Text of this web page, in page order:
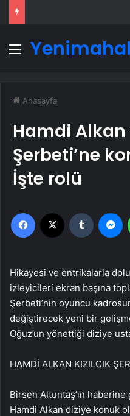
Menü
Anasayfa
Hamdi Alkan
Şerbeti’ne
İşte rolü
Facebook Tumblr
Hikayesi ve entrikalarla
izleyicileri ekran başına
Şerbeti’nin oyuncu
değiştirecek yeni bir
Oğuz’un yönettiği diziye
HAMDİ ALKAN KIZILCIK
Birsen Altuntaş’ın
Hamdi Alkan diziye konuk